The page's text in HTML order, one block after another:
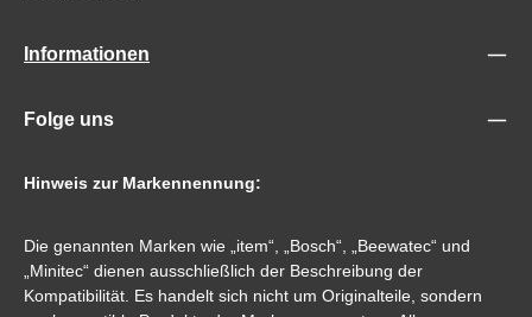
Informationen
Folge uns
Hinweis zur Markennennung:
Die genannten Marken wie „item“, „Bosch“, „Beewatec“ und
„Minitec“ dienen ausschließlich der Beschreibung der
Kompatibilität. Es handelt sich nicht um Originalteile, sondern